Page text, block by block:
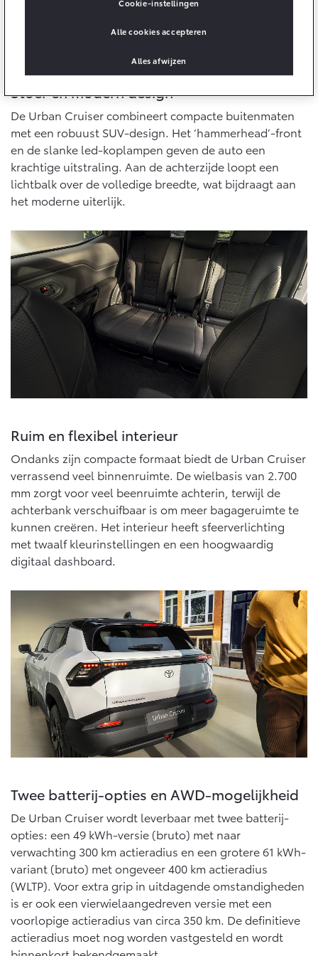
Vanaf € 39.995,-
Toyota C-HR
HYBRIDE
Vanaf € 36.495,-
Toyota C-HR+
BATTERIJ-ELEKTRISCH
Vanaf € 37.995,- Vanaf € 49.995,-
BATTERIJ-ELEKTRISCH
Vanaf € 39.995,-
bZ4X Touring
BATTERIJ-ELEKTRISCH
Vanaf € 48.995,-
Mirai
WATERSTOF-ELEKTRISCH
Vanaf € 76.695,-
Proace City (excl. BTW)
OOK ALS BATTERIJ-
ELEKTRISCH
Vanaf € 27.945,-
Proace (excl. BTW)
OOK ALS BATTERIJ-
ELEKTRISCH
Vanaf € 37.500,-
Proace Verso
BATTERIJ-ELEKTRISCH
Vanaf € 55.950,-
Proace Max (excl. BTW)
OOK ALS BATTERIJ-
ELEKTRISCH
Hilux (excl. BTW)
OOK ALS BATTERIJ-
ELEKTRISCH
10 jaar batterijgarantie
Toyota fabrieksgarantie
Onderdelen & Accessoires
Onderdelen
Accessoires
Banden
Connected
Connected Services
MyToyota login
MyToyota App
Abonnementen
Multimedia
Connected check
Navigatie updates
Toyota Autoverzekering
Toyota Hybride Autoverzekering
Overige diensten
Autohopper/Autoverhuur
Autohopper/Verhuisbus
Bedrijfswagens op maat
Verzekeren
Stoer en modern design
De Urban Cruiser combineert compacte buitenmaten
met een robuust SUV-design. Het ‘hammerhead’-front
en de slanke led-koplampen geven de auto een
krachtige uitstraling. Aan de achterzijde loopt een
lichtbalk over de volledige breedte, wat bijdraagt aan
het moderne uiterlijk.
Ruim en flexibel interieur
Ondanks zijn compacte formaat biedt de Urban Cruiser
verrassend veel binnenruimte. De wielbasis van 2.700
mm zorgt voor veel beenruimte achterin, terwijl de
achterbank verschuifbaar is om meer bagageruimte te
kunnen creëren. Het interieur heeft sfeerverlichting
met twaalf kleurinstellingen en een hoogwaardig
digitaal dashboard.
Twee batterij-opties en AWD-mogelijkheid
De Urban Cruiser wordt leverbaar met twee batterij-
opties: een 49 kWh-versie (bruto) met naar
verwachting 300 km actieradius en een grotere 61 kWh-
variant (bruto) met ongeveer 400 km actieradius
(WLTP). Voor extra grip in uitdagende omstandigheden
is er ook een vierwielaangedreven versie met een
voorlopige actieradius van circa 350 km. De definitieve
actieradius moet nog worden vastgesteld en wordt
Cookie-instellingen
Alles afwijzen
Alle cookies accepteren